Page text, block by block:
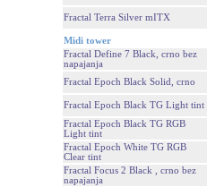
Fractal Terra Silver mITX
Midi tower
Fractal Define 7 Black, crno bez
napajanja
Fractal Epoch Black Solid, crno
Fractal Epoch Black TG Light tint
Fractal Epoch Black TG RGB
Light tint
Fractal Epoch White TG RGB
Clear tint
Fractal Focus 2 Black , crno bez
napajanja